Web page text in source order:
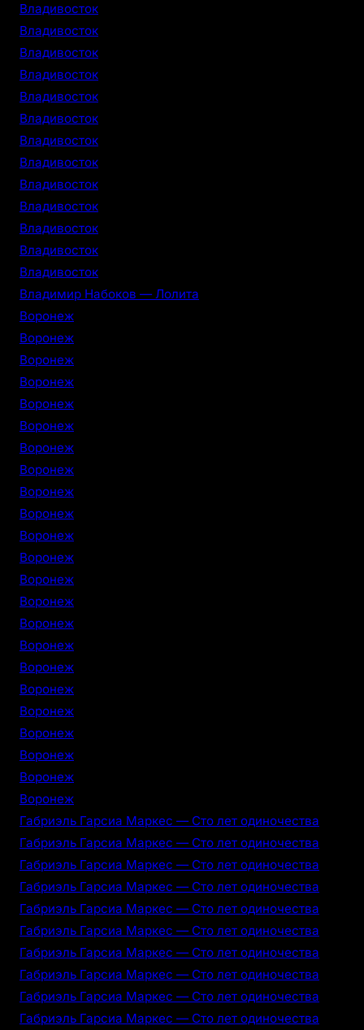
Владивосток
Владивосток
Владивосток
Владивосток
Владивосток
Владивосток
Владивосток
Владивосток
Владивосток
Владивосток
Владивосток
Владивосток
Владивосток
Владимир Набоков — Лолита
Воронеж
Воронеж
Воронеж
Воронеж
Воронеж
Воронеж
Воронеж
Воронеж
Воронеж
Воронеж
Воронеж
Воронеж
Воронеж
Воронеж
Воронеж
Воронеж
Воронеж
Воронеж
Воронеж
Воронеж
Воронеж
Воронеж
Воронеж
Габриэль Гарсиа Маркес — Сто лет одиночества
Габриэль Гарсиа Маркес — Сто лет одиночества
Габриэль Гарсиа Маркес — Сто лет одиночества
Габриэль Гарсиа Маркес — Сто лет одиночества
Габриэль Гарсиа Маркес — Сто лет одиночества
Габриэль Гарсиа Маркес — Сто лет одиночества
Габриэль Гарсиа Маркес — Сто лет одиночества
Габриэль Гарсиа Маркес — Сто лет одиночества
Габриэль Гарсиа Маркес — Сто лет одиночества
Габриэль Гарсиа Маркес — Сто лет одиночества